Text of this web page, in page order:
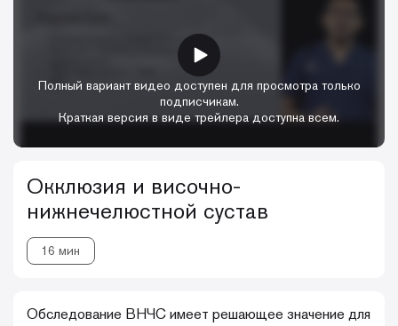
Полный вариант видео доступен для просмотра только
подписчикам.
Краткая версия в виде трейлера доступна всем.
Окклюзия и височно-
нижнечелюстной сустав
16 мин
Обследование ВНЧС имеет решающее значение для